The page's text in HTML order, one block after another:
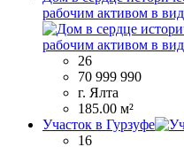
рабочим активом в
26
70 999 990
г. Ялта
185.00 м²
Участок в Гурзуфе
16